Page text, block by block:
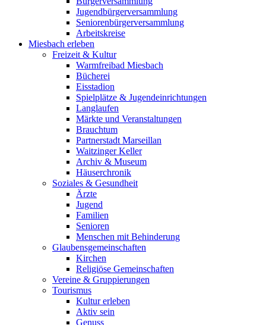
Jugendbürgerversammlung
Seniorenbürgerversammlung
Arbeitskreise
Miesbach erleben
Freizeit & Kultur
Warmfreibad Miesbach
Bücherei
Eisstadion
Spielplätze & Jugendeinrichtungen
Langlaufen
Märkte und Veranstaltungen
Brauchtum
Partnerstadt Marseillan
Waitzinger Keller
Archiv & Museum
Häuserchronik
Soziales & Gesundheit
Ärzte
Jugend
Familien
Senioren
Menschen mit Behinderung
Glaubensgemeinschaften
Kirchen
Religiöse Gemeinschaften
Vereine & Gruppierungen
Tourismus
Kultur erleben
Aktiv sein
Genuss